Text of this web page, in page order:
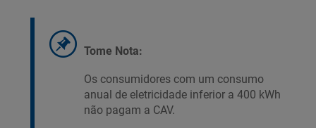
Tome Nota:
Os consumidores com um consumo
anual de eletricidade inferior a 400 kWh
não pagam a CAV.